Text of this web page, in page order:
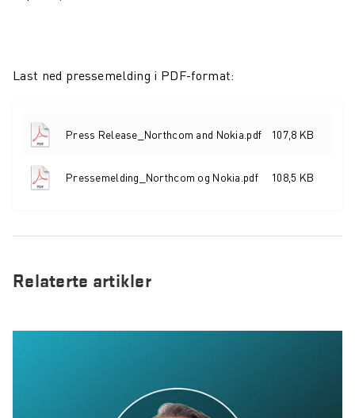
Last ned pressemelding i PDF-format:
Press Release_Northcom and Nokia.pdf 107,8 KB
Pressemelding_Northcom og Nokia.pdf 108,5 KB
Relaterte artikler